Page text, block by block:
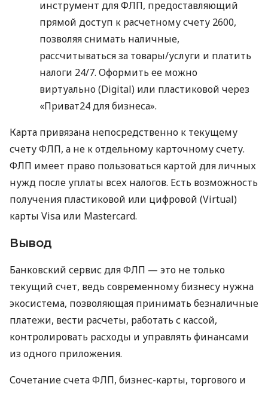
инструмент для ФЛП, предоставляющий
прямой доступ к расчетному счету 2600,
позволяя снимать наличные,
рассчитываться за товары/услуги и платить
налоги 24/7. Оформить ее можно
виртуально (Digital) или пластиковой через
«Приват24 для бизнеса».
Карта привязана непосредственно к текущему
счету ФЛП, а не к отдельному карточному счету.
ФЛП имеет право пользоваться картой для личных
нужд после уплаты всех налогов. Есть возможность
получения пластиковой или цифровой (Virtual)
карты Visa или Mastercard.
Вывод
Банковский сервис для ФЛП — это не только
текущий счет, ведь современному бизнесу нужна
экосистема, позволяющая принимать безналичные
платежи, вести расчеты, работать с кассой,
контролировать расходы и управлять финансами
из одного приложения.
Сочетание счета ФЛП, бизнес-карты, торгового и